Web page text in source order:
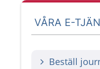
VÅRA E-
Beställ